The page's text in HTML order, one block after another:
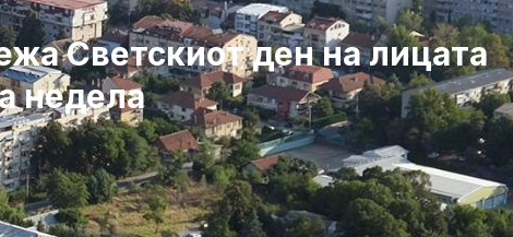
Светскиот ден на лицата
недела